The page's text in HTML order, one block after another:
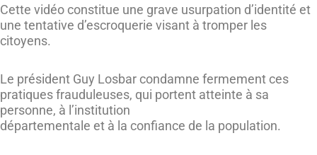
Cette vidéo constitue une grave usurpation d’identité et
une tentative d’escroquerie visant à tromper les
citoyens.
Le président Guy Losbar condamne fermement ces
pratiques frauduleuses, qui portent atteinte à sa
personne, à l’institution
départementale et à la confiance de la population.